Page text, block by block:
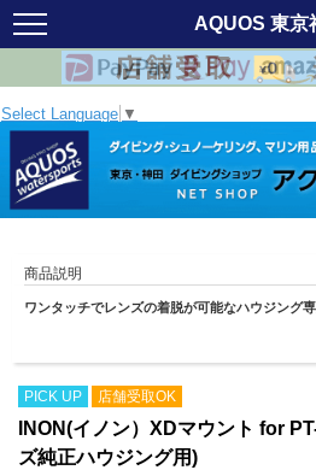
AQUOS 東京
Select Language ▼
商品説明
ワンタッチでレンズの着脱が可能なハウジング
PICK UP 店舗受取OK
INON(イノン）XDマウント for
ズ純正ハウジング用)